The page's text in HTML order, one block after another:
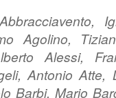
Agolino,
Alessi,
Antonio Atte,
Barbi, Mario